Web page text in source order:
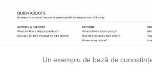
Un exemplu de bază de